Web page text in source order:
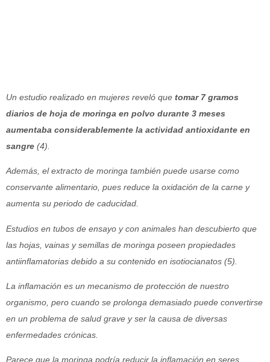
Un estudio realizado en mujeres reveló que tomar 7 gramos
diarios de hoja de moringa en polvo durante 3 meses
aumentaba considerablemente la actividad antioxidante en
sangre (4).
Además, el extracto de moringa también puede usarse como
conservante alimentario, pues reduce la oxidación de la carne y
aumenta su periodo de caducidad.
Estudios en tubos de ensayo y con animales han descubierto que
las hojas, vainas y semillas de moringa poseen propiedades
antiinflamatorias debido a su contenido en isotiocianatos (5).
La inflamación es un mecanismo de protección de nuestro
organismo, pero cuando se prolonga demasiado puede convertirse
en un problema de salud grave y ser la causa de diversas
enfermedades crónicas.
Parece que la moringa podría reducir la inflamación en seres